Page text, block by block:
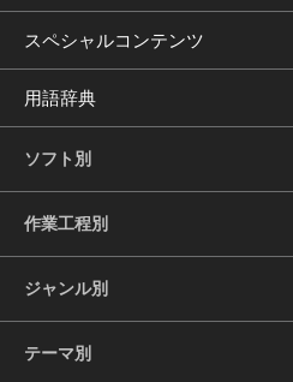
スペシャルコンテンツ
用語辞典
ソフト別
作業工程別
ジャンル別
テーマ別